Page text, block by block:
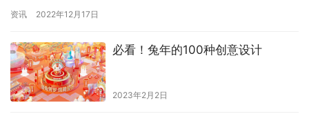
对美的、格力等空调厂商自然是有利的。不过，近日CNMO了解
北卖货了？ 某知情人士透露格力电器已于近日停止对河北经销商
供…
资讯 2022年12月17日
必看！兔年的100种创意设计
2023年2月2日